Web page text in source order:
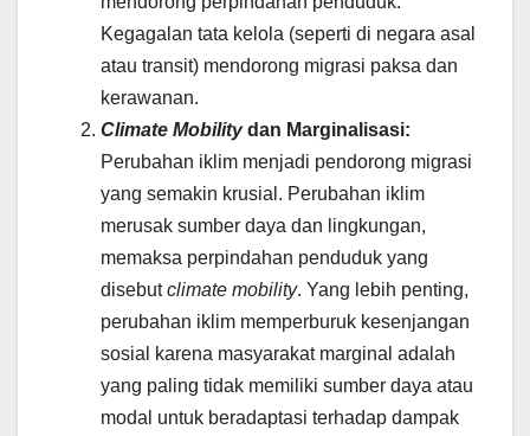
Kegagalan tata kelola (seperti di negara asal
atau transit) mendorong migrasi paksa dan
kerawanan.
Climate Mobilitydan Marginalisasi:
Perubahan iklim menjadi pendorong migrasi
yang semakin krusial. Perubahan iklim
merusak sumber daya dan lingkungan,
memaksa perpindahan penduduk yang
disebutclimate mobility. Yang lebih penting,
perubahan iklim memperburuk kesenjangan
sosial karena masyarakat marginal adalah
yang paling tidak memiliki sumber daya atau
modal untuk beradaptasi terhadap dampak